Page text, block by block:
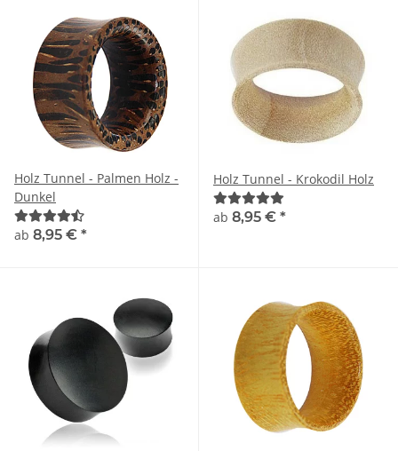
Holz Tunnel - Palmen Holz -
Dunkel
ab 8,95 € *
Holz Tunnel - Krokodil Holz
ab 8,95 € *